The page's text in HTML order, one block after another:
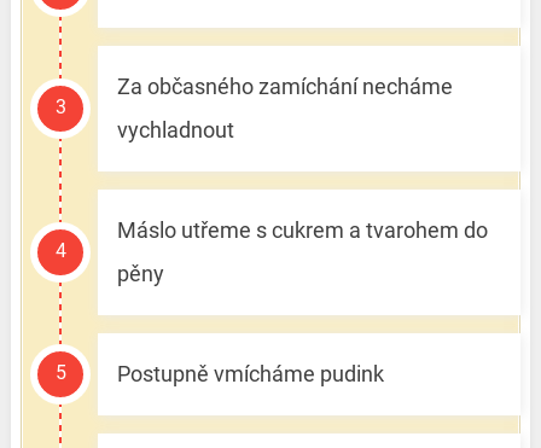
Za občasného zamíchání necháme
vychladnout
Máslo utřeme s cukrem a tvarohem do
pěny
Postupně vmícháme pudink